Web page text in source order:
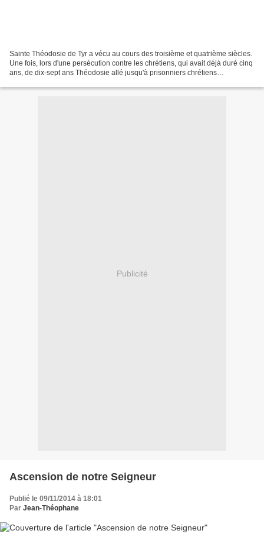
Sainte Théodosie de Tyr a vécu au cours des troisième et quatrième siècles.
Une fois, lors d'une persécution contre les chrétiens, qui avait déjà duré cinq
ans, de dix-sept ans Théodosie allé jusqu'à prisonniers chrétiens
Publicité
Ascension de notre Seigneur
Publié le 09/11/2014 à 18:01
Par Jean-Théophane